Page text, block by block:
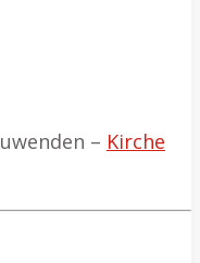
– Kirche